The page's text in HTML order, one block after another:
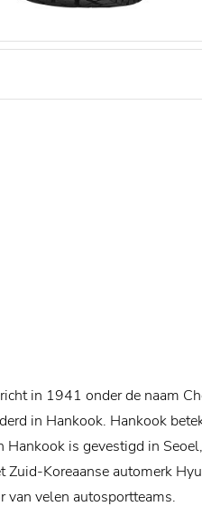
in 1941 onder de naam
in Hankook. Hankook
Hankook is gevestigd in
Zuid-Koreaanse automerk
van velen autosportteams.